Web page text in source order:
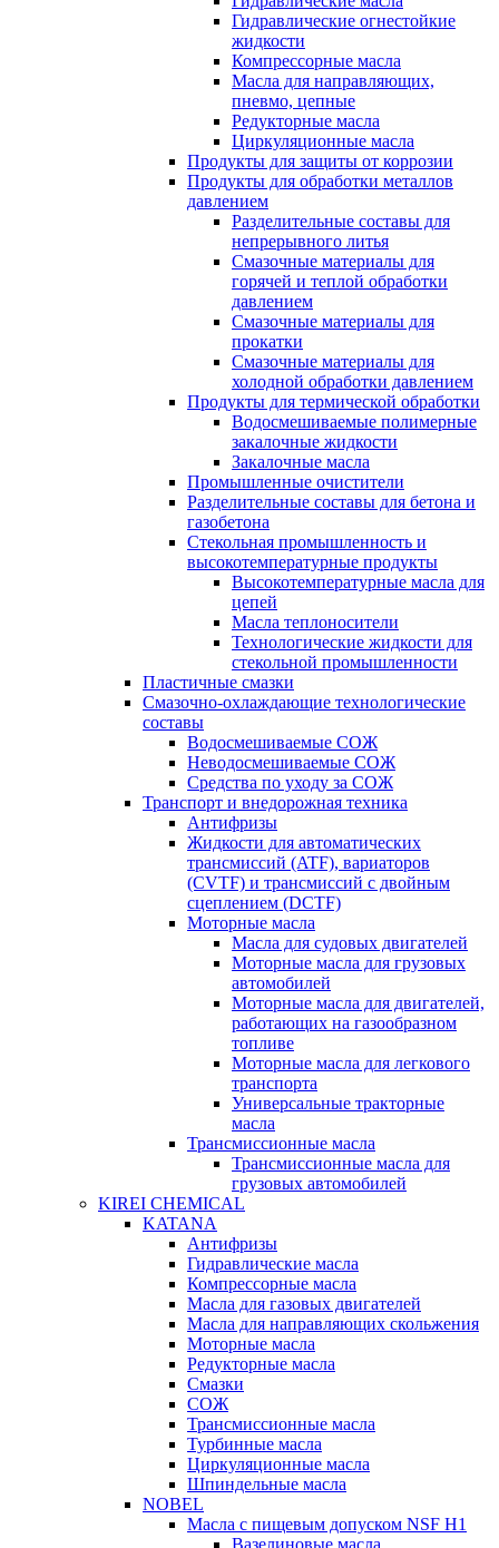
Гидравлические огнестойкие
жидкости
Компрессорные масла
Масла для направляющих,
пневмо, цепные
Редукторные масла
Циркуляционные масла
Продукты для защиты от коррозии
Продукты для обработки металлов
давлением
Разделительные составы для
непрерывного литья
Смазочные материалы для
горячей и теплой обработки
давлением
Смазочные материалы для
прокатки
Смазочные материалы для
холодной обработки давлением
Продукты для термической обработки
Водосмешиваемые полимерные
закалочные жидкости
Закалочные масла
Промышленные очистители
Разделительные составы для бетона и
газобетона
Стекольная промышленность и
высокотемпературные продукты
Высокотемпературные масла для
цепей
Масла теплоносители
Технологические жидкости для
стекольной промышленности
Пластичные смазки
Смазочно-охлаждающие технологические
составы
Водосмешиваемые СОЖ
Неводосмешиваемые СОЖ
Средства по уходу за СОЖ
Транспорт и внедорожная техника
Антифризы
Жидкости для автоматических
трансмиссий (ATF), вариаторов
(CVTF) и трансмиссий с двойным
сцеплением (DCTF)
Моторные масла
Масла для судовых двигателей
Моторные масла для грузовых
автомобилей
Моторные масла для двигателей,
работающих на газообразном
топливе
Моторные масла для легкового
транспорта
Универсальные тракторные
масла
Трансмиссионные масла
Трансмиссионные масла для
грузовых автомобилей
KIREI CHEMICAL
KATANA
Антифризы
Гидравлические масла
Компрессорные масла
Масла для газовых двигателей
Масла для направляющих скольжения
Моторные масла
Редукторные масла
Смазки
СОЖ
Трансмиссионные масла
Турбинные масла
Циркуляционные масла
Шпиндельные масла
NOBEL
Масла с пищевым допуском NSF H1
Вазелиновые масла